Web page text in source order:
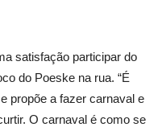
satisfação participar do
do Poeske na rua. “É
propõe a fazer carnaval e
O carnaval é como se